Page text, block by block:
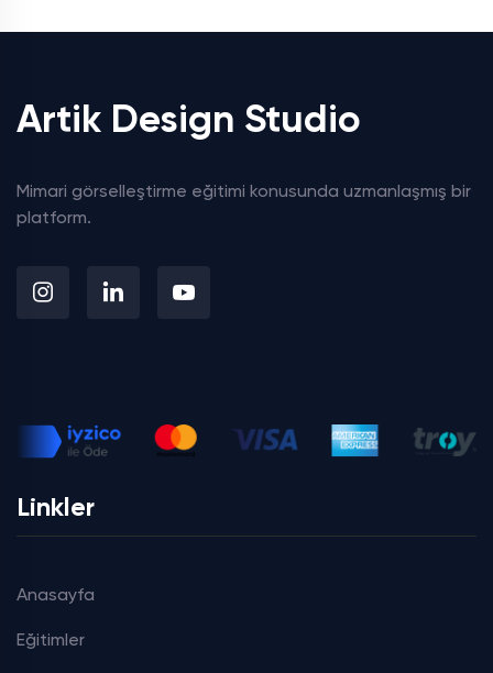
Artik Design Studio
Mimari görselleştirme eğitimi konusunda uzmanlaşmış bir
platform.
Linkler
Anasayfa
Eğitimler